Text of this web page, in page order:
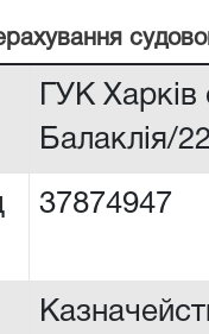
ГУК
Балаклія/
37874947